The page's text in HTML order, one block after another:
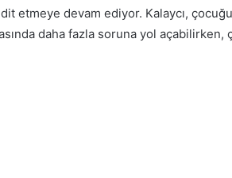
etmeye devam ediyor. Kalaycı,
daha fazla soruna yol